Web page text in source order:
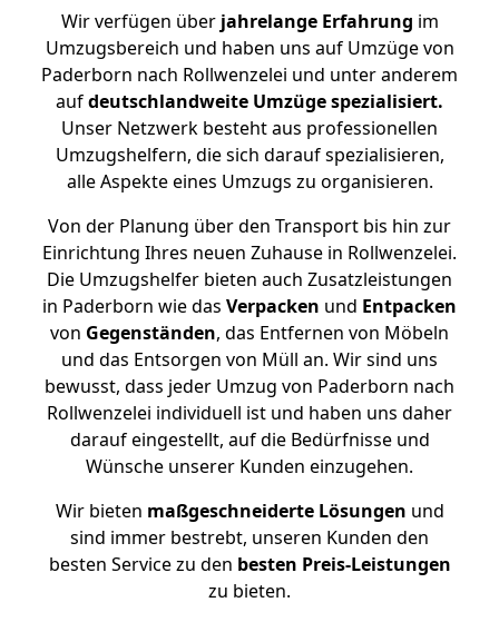
Wir verfügen überjahrelange Erfahrung im
Umzugsbereich und haben uns auf Umzüge von
Paderborn nach Rollwenzelei und unter anderem
aufdeutschlandweite Umzüge spezialisiert.
Unser Netzwerk besteht aus professionellen
Umzugshelfern, die sich darauf spezialisieren,
alle Aspekte eines Umzugs zu organisieren.
Von der Planung über den Transport bis hin zur
Einrichtung Ihres neuen Zuhause in Rollwenzelei.
Die Umzugshelfer bieten auch Zusatzleistungen
in Paderborn wie das Verpacken und Entpacken
von Gegenständen, das Entfernen von Möbeln
und das Entsorgen von Müll an. Wir sind uns
bewusst, dass jeder Umzug von Paderborn nach
Rollwenzelei individuell ist und haben uns daher
darauf eingestellt, auf die Bedürfnisse und
Wünsche unserer Kunden einzugehen.
Wir bieten maßgeschneiderte Lösungen und
sind immer bestrebt, unseren Kunden den
besten Service zu den besten Preis-Leistungen
zu bieten.